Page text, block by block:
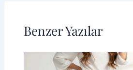
Benzer Yazılar